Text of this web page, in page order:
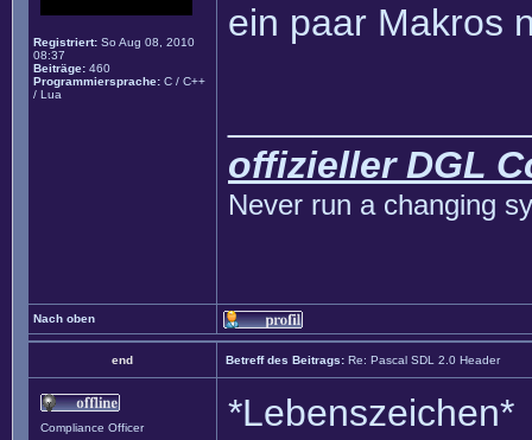
Registriert: So Aug 08, 2010
08:37
Beiträge: 460
Programmiersprache: C / C++
/ Lua
ein paar Makros
offizieller DGL
Never run a changing
Nach oben
end Betreff des Beitrags: Re: Pascal SDL 2.0 Header
Compliance Officer *Lebenszeichen*